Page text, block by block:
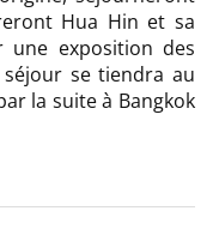
Hua Hin et sa
une exposition des
se tiendra au
la suite à Bangkok